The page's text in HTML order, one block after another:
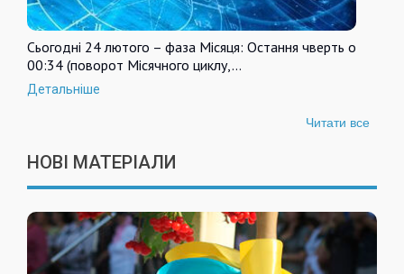
Сьогодні 24 лютого – фаза Місяця: Остання чверть о
00:34 (поворот Місячного циклу,…
Детальніше
Читати все
НОВІ МАТЕРІАЛИ